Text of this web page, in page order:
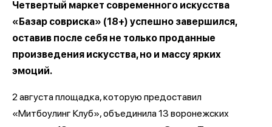
Четвертый маркет современного искусства
«Базар совриска» (18+) успешно завершился,
оставив после себя не только проданные
произведения искусства, но и массу ярких
эмоций.
2 августа площадка, которую предоставил
«Митбоулинг Клуб», объединила 13 воронежских